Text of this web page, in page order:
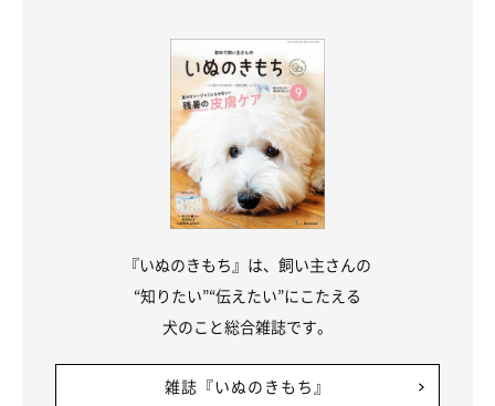
楽しそうに散歩をする福ちゃん。
朝の散歩後に見られる福ちゃんの拒否柴エピソードを紹介しまし
たが、ほかにもこんなエピソードが。
「福ちゃんは、普段もたまに拒否柴をしています。そのときは
を何回か繰り返して遊ぶんです。
『いぬのきもち』は、飼い主さんの
“知りたい”“伝えたい”にこたえる
犬のこと総合雑誌です。
雑誌『いぬのきもち』